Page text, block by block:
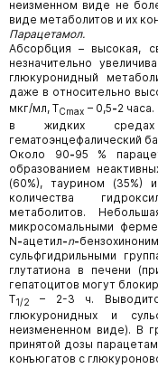
неизменном виде не
виде метаболитов и их
Парацетамол.
Абсорбция – высокая,
незначительно
глюкуронидный
даже в относительно
мкг/мл, TCmax – 0,5-2
в жидких средах
гематоэнцефалический
Около 90-95 %
образованием
(60%), таурином (35%)
количества
метаболитов.
микросомальными
N-ацетил-n-
сульфгидрильными
глутатиона в печени
гепатоцитов могут
T1/2
– 2-3 ч.
глюкуронидных и
неизмененном виде). В
принятой дозы
конъюгатов с